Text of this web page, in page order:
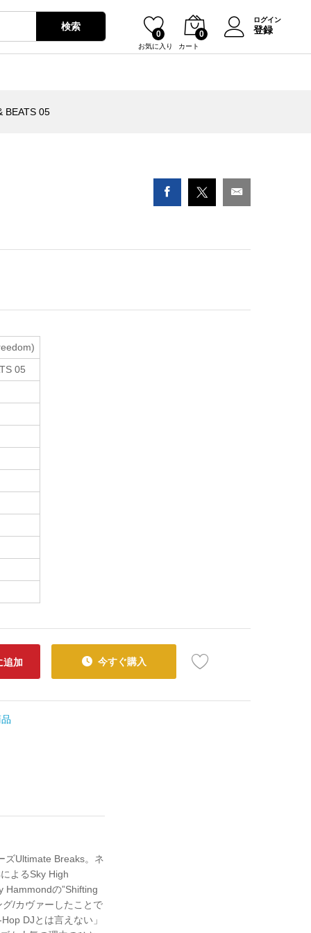
検索
お気に入り
0
カート
0
ログイン
登録
BEATS 05
05
追加 今すぐ購入
ズUltimate Breaks。ネ
よるSky High
Hammondの”Shifting
/カヴァーしたことで
DJとは言えない」
¥2,680 カートに入れる